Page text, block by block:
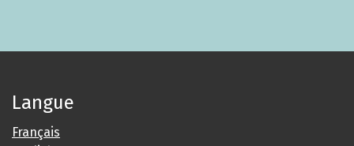
Langue
Français